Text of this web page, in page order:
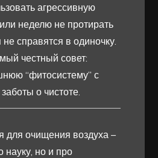
агрессивную
неделю не протирать
не справятся в одиночку.
честный совет:
“фитосистему” с
о чистоте.
для очищения воздуха –
науку, но и про